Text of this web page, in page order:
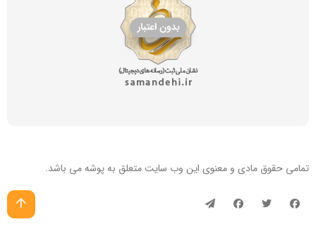
تمامی حقوق مادی و معنوی این وب سایتمتعلق به پوشه می باشد.